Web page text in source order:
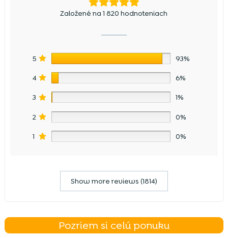
Založené na 1 820 hodnoteniach
5 93%
4 6%
3 1%
2 0%
1 0%
Show more reviews (1814)
Pozriem si celú ponuku